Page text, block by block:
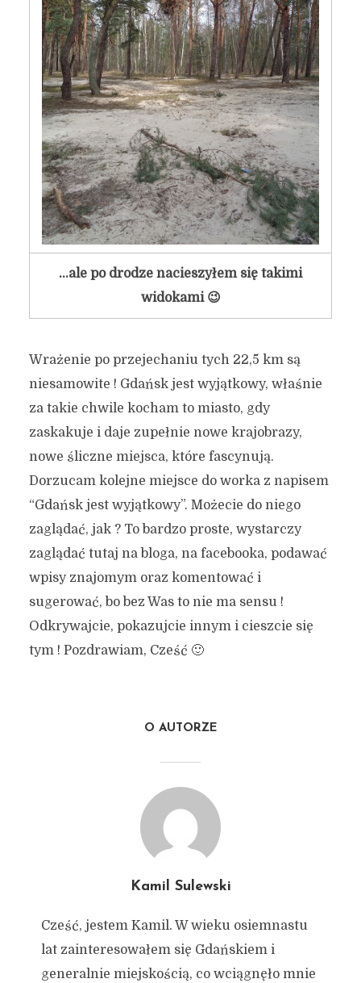
…ale po drodze nacieszyłem się takimi
widokami 😉
Wrażenie po przejechaniu tych 22,5 km są
niesamowite ! Gdańsk jest wyjątkowy, właśnie
za takie chwile kocham to miasto, gdy
zaskakuje i daje zupełnie nowe krajobrazy,
nowe śliczne miejsca, które fascynują.
Dorzucam kolejne miejsce do worka z napisem
“Gdańsk jest wyjątkowy”. Możecie do niego
zaglądać, jak ? To bardzo proste, wystarczy
zaglądać tutaj na bloga, na facebooka, podawać
wpisy znajomym oraz komentować i
sugerować, bo bez Was to nie ma sensu !
Odkrywajcie, pokazujcie innym i cieszcie się
tym ! Pozdrawiam, Cześć 🙂
O AUTORZE
Kamil Sulewski
Cześć, jestem Kamil. W wieku osiemnastu
lat zainteresowałem się Gdańskiem i
generalnie miejskością, co wciągnęło mnie